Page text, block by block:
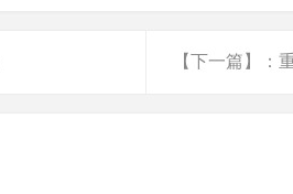
【下一篇】：